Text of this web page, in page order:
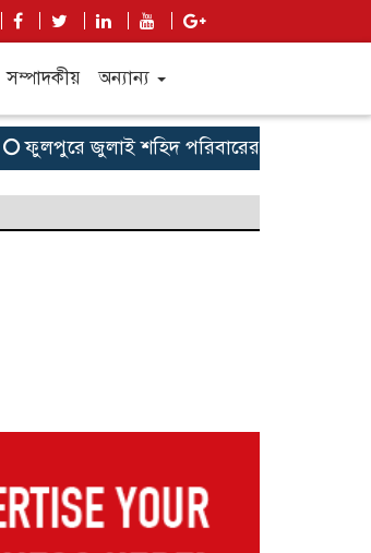
সম্পাদকীয় অন্যান্য
ফুলপুরে জুলাই শহিদ পরিবারের সদস্য ও জুলাই